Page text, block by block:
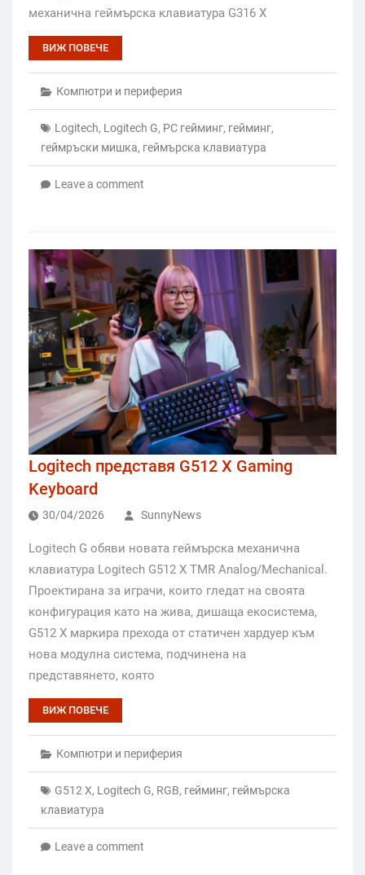
механична геймърска клавиатура G316 X
ВИЖ ПОВЕЧЕ
Компютри и периферия
Logitech, Logitech G, PC гейминг, гейминг,
геймръски мишка, геймърска клавиатура
Leave a comment
Logitech представя G512 X Gaming
Keyboard
30/04/2026 SunnyNews
Logitech G обяви новата геймърска механична
клавиатура Logitech G512 X TMR Analog/Mechanical.
Проектирана за играчи, които гледат на своята
конфигурация като на жива, дишаща екосистема,
G512 X маркира прехода от статичен хардуер към
нова модулна система, подчинена на
представянето, която
ВИЖ ПОВЕЧЕ
Компютри и периферия
G512 X, Logitech G, RGB, гейминг, геймърска
клавиатура
Leave a comment